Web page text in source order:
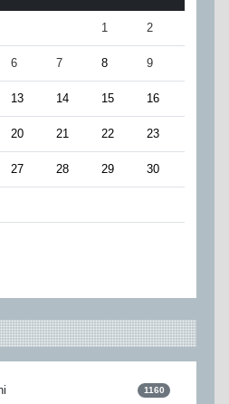
1 2
6 7 8 9
13 14 15 16
20 21 22 23
27 28 29 30
1160